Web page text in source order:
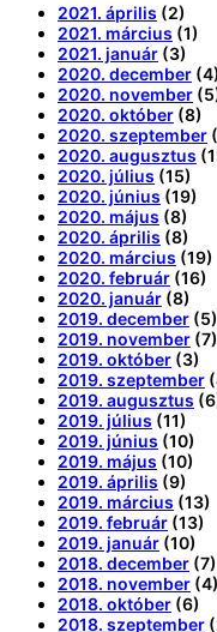
2021. április (2)
2021. március (1)
2021. január (3)
2020. december (4)
2020. november
2020. október (8)
2020. szeptember
2020. augusztus
2020. július (15)
2020. június (19)
2020. május (8)
2020. április (8)
2020. március (19)
2020. február (16)
2020. január (8)
2019. december (5)
2019. november (7)
2019. október (3)
2019. szeptember
2019. augusztus
2019. július (11)
2019. június (10)
2019. május (10)
2019. április (9)
2019. március (13)
2019. február (13)
2019. január (10)
2018. december (7)
2018. november (4)
2018. október (6)
2018. szeptember